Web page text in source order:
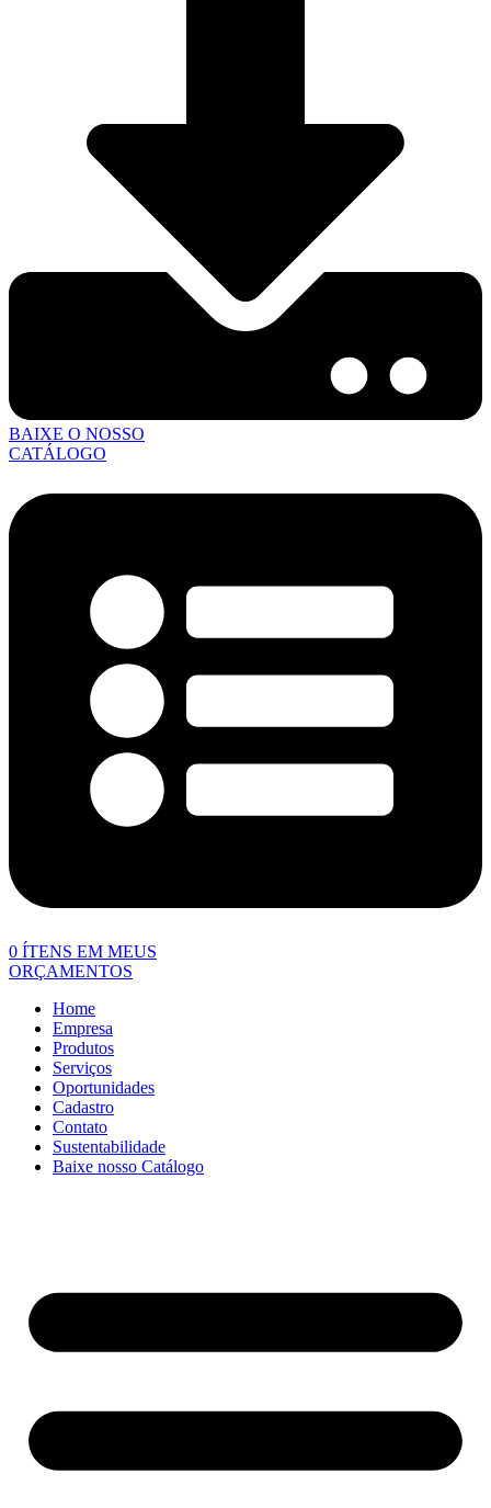
BAIXE O NOSSO
CATÁLOGO
0 ÍTENS EM MEUS
ORÇAMENTOS
Home
Empresa
Produtos
Serviços
Oportunidades
Cadastro
Contato
Sustentabilidade
Baixe nosso Catálogo